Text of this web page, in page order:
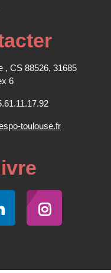
, CS 88526, 31685
6
toulouse.fr